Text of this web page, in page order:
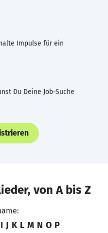
Impulse für ein
Du Deine Job-Suche
von A bis Z
I J K L M N O P